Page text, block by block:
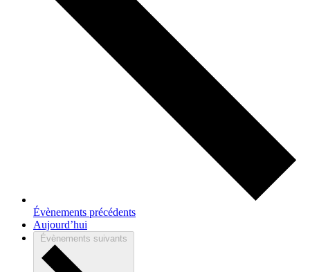
Évènements précédents
Aujourd’hui
Évènements suivants